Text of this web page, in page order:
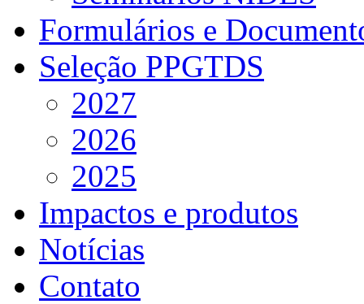
Formulários e
Seleção PPGTDS
2027
2026
2025
Impactos e produtos
Notícias
Contato